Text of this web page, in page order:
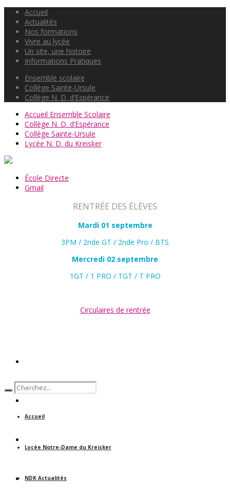
Accueil
Actualités
Nos formations
Vivre au lycée
Un site, une histoire
Informations Pratiques
Ensemble scolaire
Collège Sainte-Ursule
Collège N. D. d’Espérance
Accueil Ensemble Scolaire
Collège N. D. d’Espérance
Collège Sainte-Ursule
Lycée N. D. du Kreisker
École Directe
Gmail
RENTRÉE DES ÉLÈVES
Mardi 01 septembre
3PM / 2nde GT / 2nde Pro / BTS
Mercredi 02 septembre
1GT / 1 PRO / TGT / T PRO
Circulaires de rentrée
VIVRE AU LYCÉE
Accueil
Lycée Notre-Dame du Kreisker
NDK Actualités